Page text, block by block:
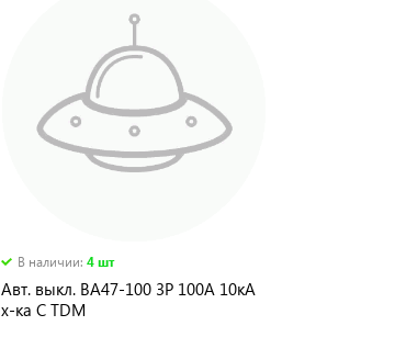
В наличии:4 шт
Авт. выкл. ВА47-100 3Р 100А 10кА
х-ка С TDM